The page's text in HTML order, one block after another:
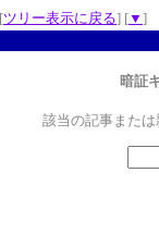
ツリー表示に戻る] [▼ ]
暗証
該当の記事また